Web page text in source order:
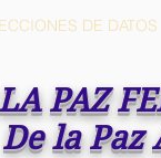
DE DATOS
PAZ
De la Paz